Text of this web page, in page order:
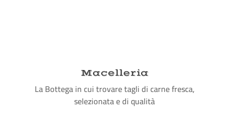
Macelleria
La Bottega in cui trovare tagli di carne fresca,
selezionata e di qualità